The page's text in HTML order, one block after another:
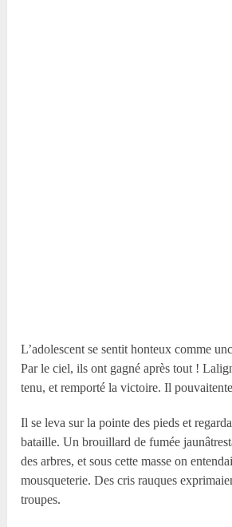
L’adolescent se sentit honteux comme
Par le ciel, ils ont gagné après tout !
tenu, et remporté la victoire. Il
Il se leva sur la pointe des pieds et
bataille. Un brouillard de fumée
des arbres, et sous cette masse on
mousqueterie. Des cris rauques
troupes.